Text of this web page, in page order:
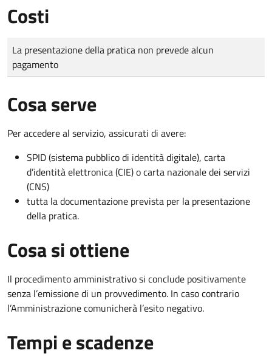
Costi
Tipo di pagamento
Importo
La presentazione della pratica non prevede alcun
pagamento
Cosa serve
Per accedere al servizio, assicurati di avere:
SPID (sistema pubblico di identità digitale), carta
d’identità elettronica (CIE) o carta nazionale dei servizi
(CNS)
tutta la documentazione prevista per la presentazione
della pratica.
Cosa si ottiene
Il procedimento amministrativo si conclude positivamente
senza l’emissione di un provvedimento. In caso contrario
l’Amministrazione comunicherà l’esito negativo.
Tempi e scadenze